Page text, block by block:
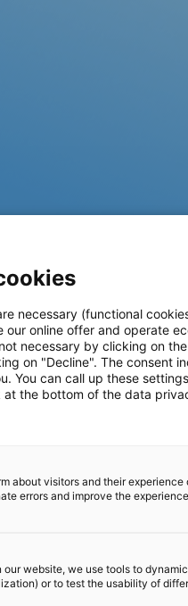
necessary (functional
online offer and operate
necessary by clicking on
on "Decline". The consent
You can call up these
the bottom of the data
about visitors and their experience
errors and improve the
website, we use tools to
or to test the usability of